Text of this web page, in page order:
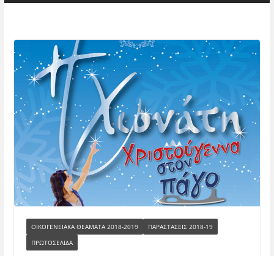
ΟΙΚΟΓΕΝΕΙΑΚΆ ΘΕΆΜΑΤΑ 2018-2019
ΠΑΡΑΣΤΑΣΕΙΣ 2018-19
ΠΡΩΤΟΣΕΛΙΔΑ